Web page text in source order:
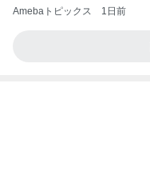
Amebaトピックス 1日前